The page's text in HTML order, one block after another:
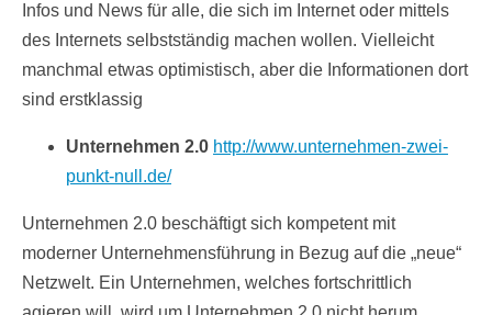
Infos und News für alle, die sich im Internet oder mittels
des Internets selbstständig machen wollen. Vielleicht
manchmal etwas optimistisch, aber die Informationen dort
sind erstklassig
Unternehmen 2.0 http://www.unternehmen-zwei-
punkt-null.de/
Unternehmen 2.0 beschäftigt sich kompetent mit
moderner Unternehmensführung in Bezug auf die „neue“
Netzwelt. Ein Unternehmen, welches fortschrittlich